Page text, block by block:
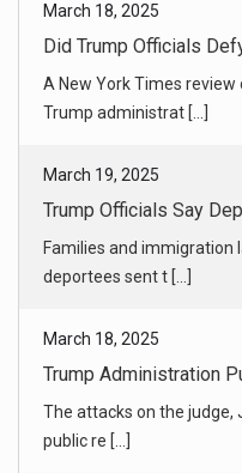
March 19, 2025
Trump Officials Say
Families and immigration
deportees sent t [...]
March 18, 2025
Trump Administration
The attacks on the judge,
public re [...]
March 18, 2025
‘We Finally Got You.’
Jeanette Vizguerra, who
deportation in a ch [...]